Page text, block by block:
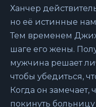
Ханчер
но её истинные
Тем временем
шаге его жены.
мужчина решает
чтобы убедиться,
Когда он замечает,
покинуть